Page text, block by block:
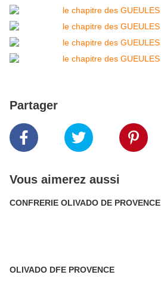
Partager
Vous aimerez aussi
CONFRERIE OLIVADO DE PROVENCE
OLIVADO DFE PROVENCE